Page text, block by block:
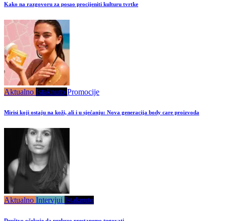
Kako na razgovoru za posao procijeniti kulturu tvrtke
Aktualno Istaknuto Promocije
Mirisi koji ostaju na koži, ali i u sjećanju: Nova generacija body care proizvoda
Aktualno Intervjui Istaknuto